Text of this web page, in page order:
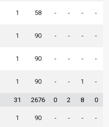
1 58 - - - -
1 90 - - - -
1 90 - - - -
1 90 - - 1 -
31 2676 0 2 8 0
1 90 - - - -